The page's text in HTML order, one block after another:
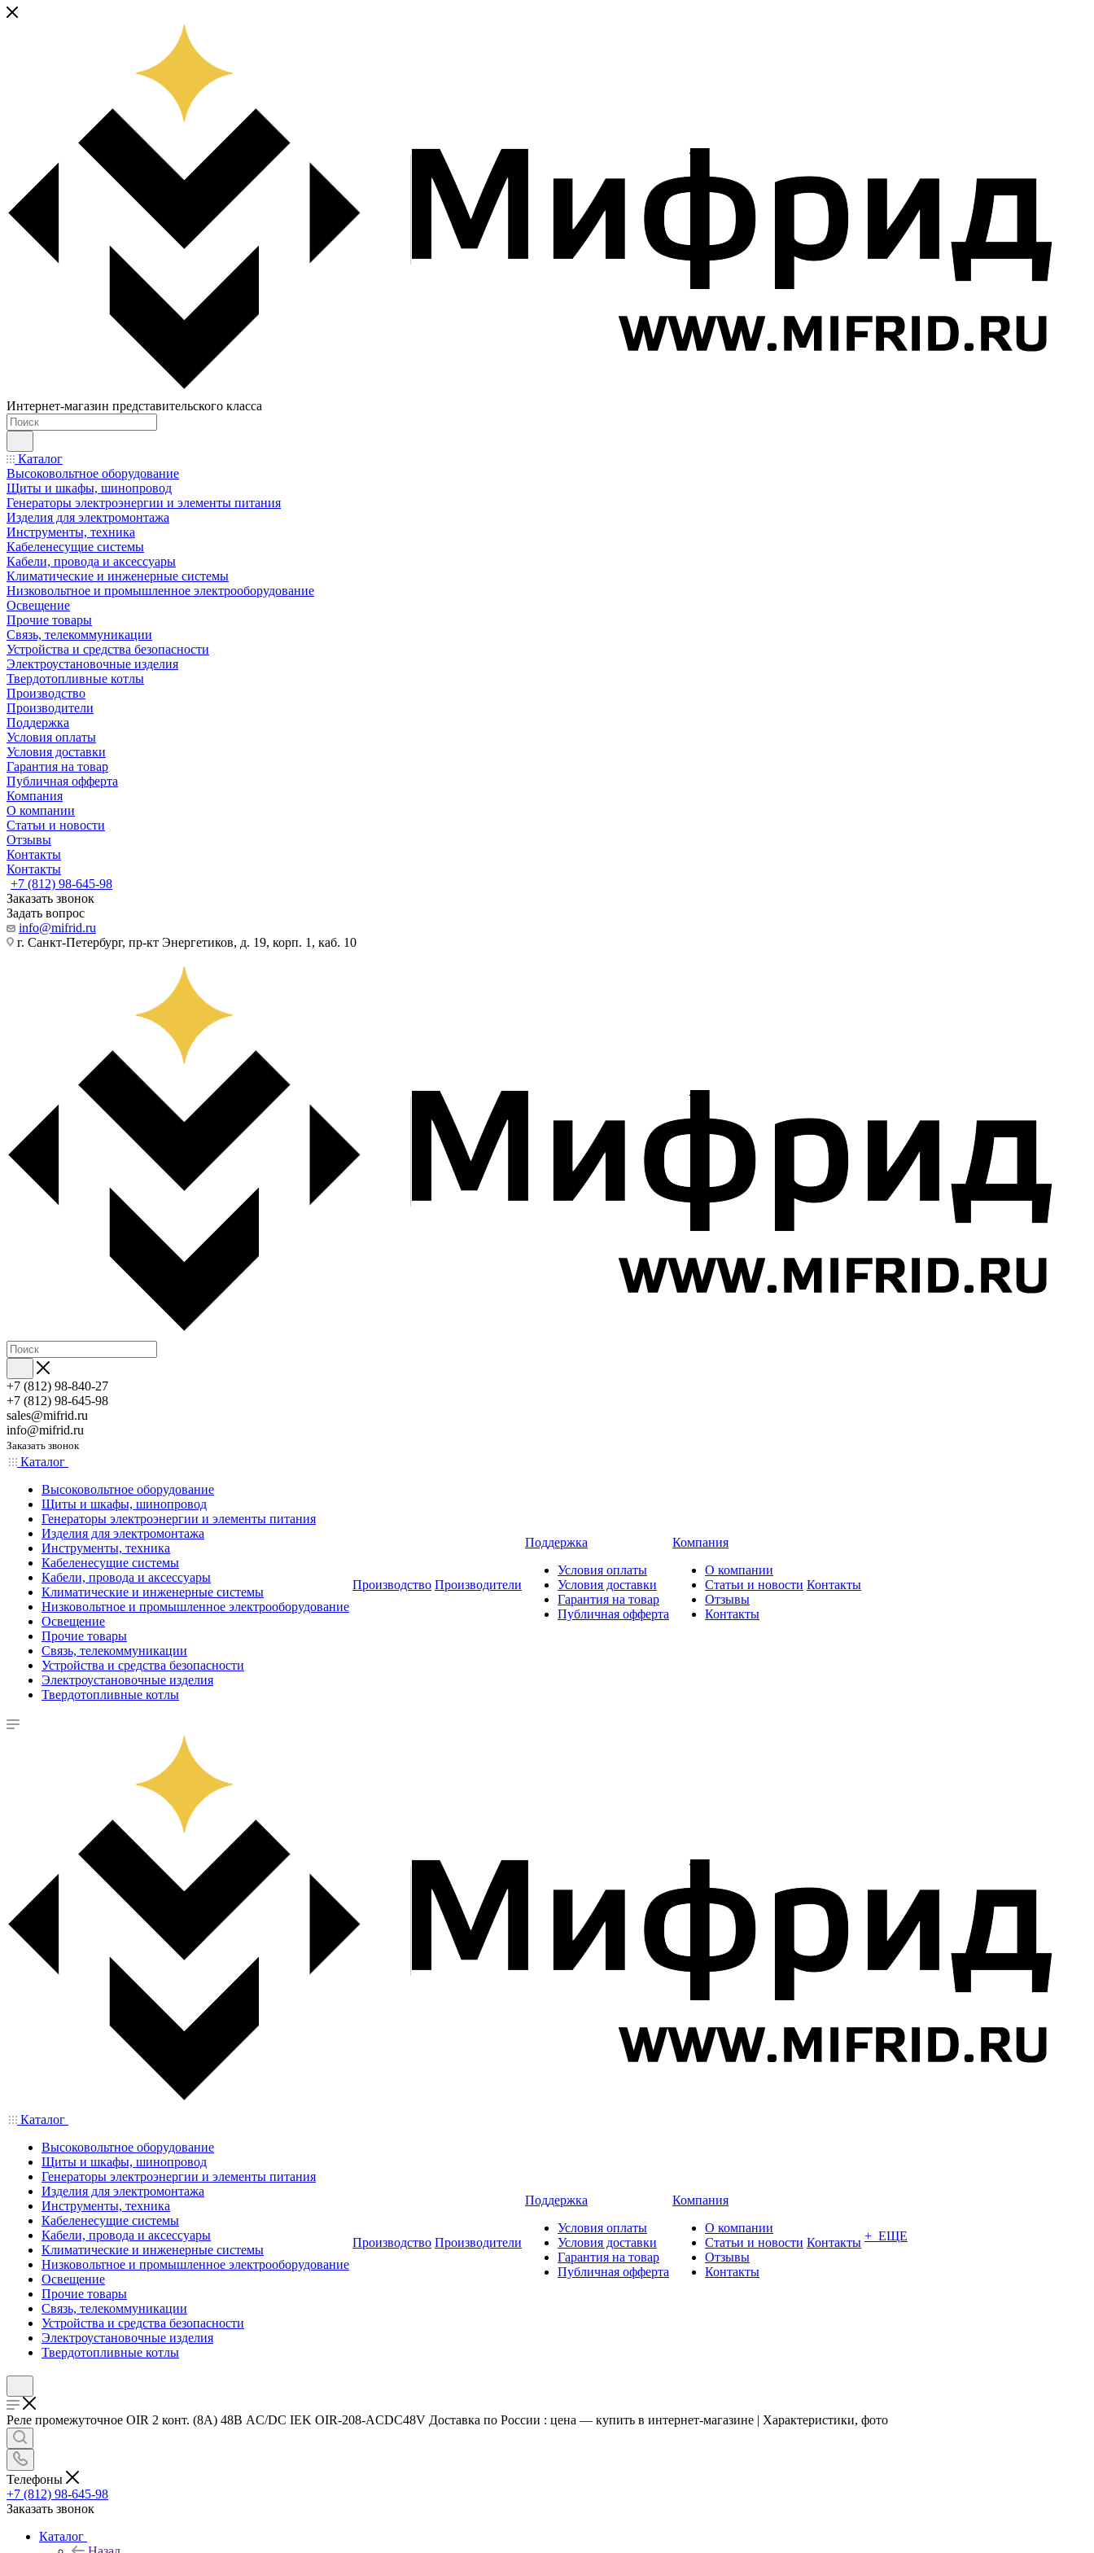
Интернет-магазин представительского класса
Каталог
Высоковольтное оборудование
Щиты и шкафы, шинопровод
Генераторы электроэнергии и элементы питания
Изделия для электромонтажа
Инструменты, техника
Кабеленесущие системы
Кабели, провода и аксессуары
Климатические и инженерные системы
Низковольтное и промышленное электрооборудование
Освещение
Прочие товары
Связь, телекоммуникации
Устройства и средства безопасности
Электроустановочные изделия
Твердотопливные котлы
Производство
Производители
Поддержка
Условия оплаты
Условия доставки
Гарантия на товар
Публичная офферта
Компания
О компании
Статьи и новости
Отзывы
Контакты
Контакты
+7 (812) 98-645-98
Заказать звонок
Задать вопрос
info@mifrid.ru
г. Санкт-Петербург, пр-кт Энергетиков, д. 19, корп. 1, каб. 10
+7 (812) 98-840-27
+7 (812) 98-645-98
sales@mifrid.ru
info@mifrid.ru
Заказать звонок
Каталог
Высоковольтное оборудование
Щиты и шкафы, шинопровод
Генераторы электроэнергии и элементы питания
Изделия для электромонтажа
Инструменты, техника
Кабеленесущие системы
Кабели, провода и аксессуары
Климатические и инженерные системы
Низковольтное и промышленное электрооборудование
Освещение
Прочие товары
Связь, телекоммуникации
Устройства и средства безопасности
Электроустановочные изделия
Твердотопливные котлы
Производство Производители
Поддержка
Условия оплаты
Условия доставки
Гарантия на товар
Публичная офферта
Компания
О компании
Статьи и новости
Отзывы
Контакты
Контакты
Каталог
Высоковольтное оборудование
Щиты и шкафы, шинопровод
Генераторы электроэнергии и элементы питания
Изделия для электромонтажа
Инструменты, техника
Кабеленесущие системы
Кабели, провода и аксессуары
Климатические и инженерные системы
Низковольтное и промышленное электрооборудование
Освещение
Прочие товары
Связь, телекоммуникации
Устройства и средства безопасности
Электроустановочные изделия
Твердотопливные котлы
Производство Производители
Поддержка
Условия оплаты
Условия доставки
Гарантия на товар
Публичная офферта
Компания
О компании
Статьи и новости
Отзывы
Контакты
Контакты + ЕЩЕ
Реле промежуточное OIR 2 конт. (8А) 48В AC/DC IEK OIR-208-ACDC48V Доставка по России : цена — купить в интернет-магазине | Характеристики, фото
Телефоны
+7 (812) 98-645-98
Заказать звонок
Каталог